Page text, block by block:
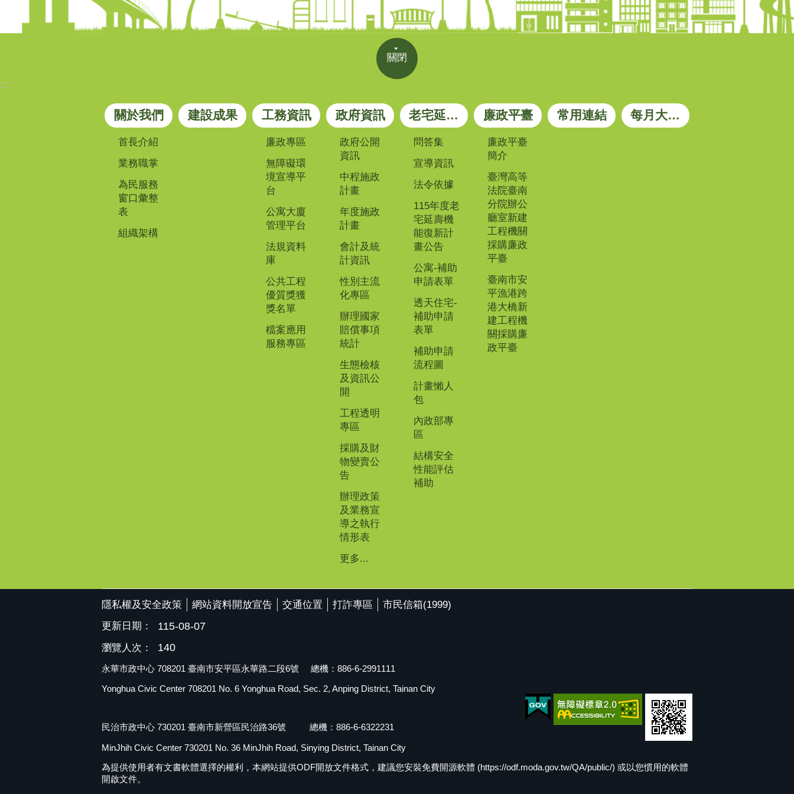
關閉
:::
關於我們
首長介紹
業務職掌
為民服務
窗口彙整
表
組織架構
建設成果 工務資訊
廉政專區
無障礙環
境宣導平
台
公寓大廈
管理平台
法規資料
庫
公共工程
優質獎獲
獎名單
檔案應用
服務專區
政府資訊
政府公開
資訊
中程施政
計畫
年度施政
計畫
會計及統
計資訊
性別主流
化專區
辦理國家
賠償事項
統計
生態檢核
及資訊公
開
工程透明
專區
採購及財
物變賣公
告
辦理政策
及業務宣
導之執行
情形表
更多...
老宅延壽專區
問答集
宣導資訊
法令依據
115年度老
宅延壽機
能復新計
畫公告
公寓-補助
申請表單
透天住宅-
補助申請
表單
補助申請
流程圖
計畫懶人
包
內政部專
區
結構安全
性能評估
補助
廉政平臺
廉政平臺
簡介
臺灣高等
法院臺南
分院辦公
廳室新建
工程機關
採購廉政
平臺
臺南市安
平漁港跨
港大橋新
建工程機
關採購廉
政平臺
常用連結 每月大宗資材參考價格
隱私權及安全政策 網站資料開放宣告 交通位置 打詐專區
市民信箱(1999)
更新日期：
115-08-07
瀏覽人次： 140
永華市政中心 708201 臺南市安平區永華路二段6號 總機：886-6-2991111
Yonghua Civic Center 708201 No. 6 Yonghua Road, Sec. 2, Anping District, Tainan City
民治市政中心 730201 臺南市新營區民治路36號 總機：886-6-6322231
MinJhih Civic Center 730201 No. 36 MinJhih Road, Sinying District, Tainan City
為提供使用者有文書軟體選擇的權利，本網站提供ODF開放文件格式，建議您安裝免費開源軟體 (https://odf.moda.gov.tw/QA/public/) 或以您慣用的軟體
開啟文件。